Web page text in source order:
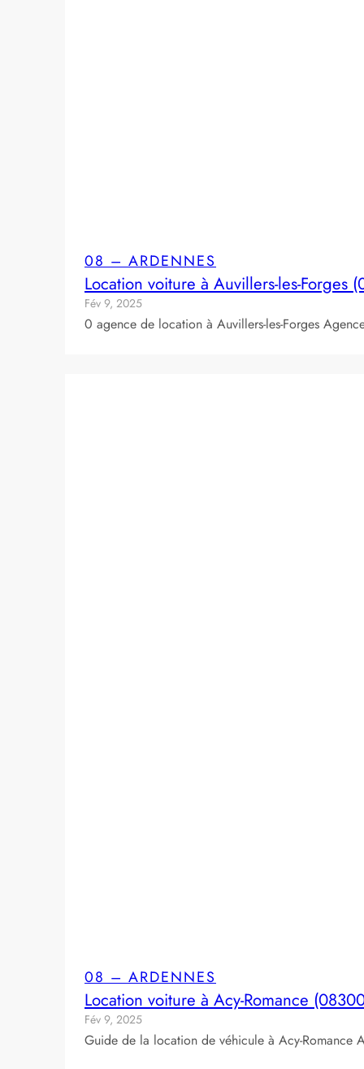
08 – ARDENNES
Location voiture à Auvillers-les-Forges
Fév 9, 2025
0 agence de location à Auvillers-les-Forges
08 – ARDENNES
Location voiture à Acy-Romance
Fév 9, 2025
Guide de la location de véhicule à Acy-Romance